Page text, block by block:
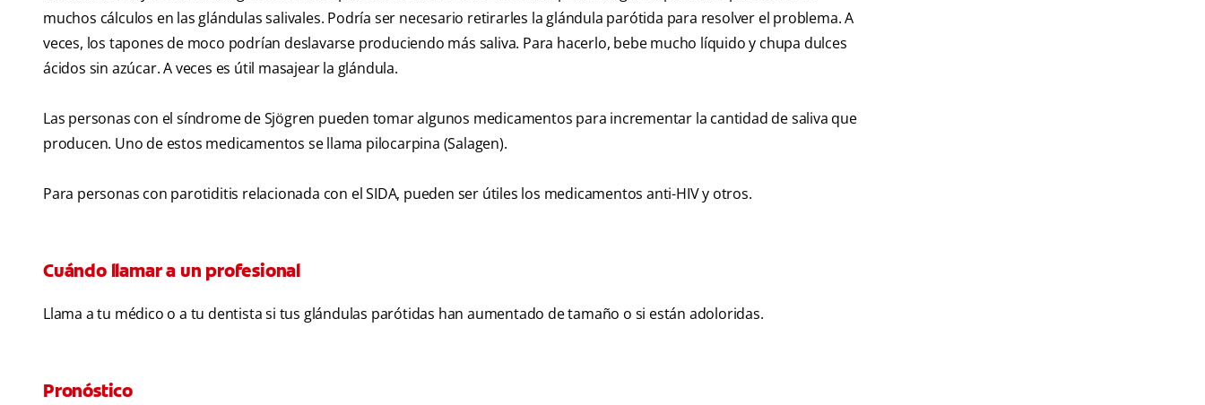
muchos cálculos en las glándulas salivales. Podría ser necesario retirarles la glándula parótida para resolver el problema. A
veces, los tapones de moco podrían deslavarse produciendo más saliva. Para hacerlo, bebe mucho líquido y chupa dulces
ácidos sin azúcar. A veces es útil masajear la glándula.
Las personas con el síndrome de Sjögren pueden tomar algunos medicamentos para incrementar la cantidad de saliva que
producen. Uno de estos medicamentos se llama pilocarpina (Salagen).
Para personas con parotiditis relacionada con el SIDA, pueden ser útiles los medicamentos anti-HIV y otros.
Cuándo llamar a un profesional
Llama a tu médico o a tu dentista si tus glándulas parótidas han aumentado de tamaño o si están adoloridas.
Pronóstico